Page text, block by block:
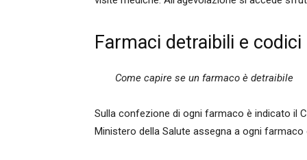
Farmaci detraibili e codici
Come capire se un farmaco è detraibile
Sulla confezione di ogni farmaco è indicato il
Ministero della Salute assegna a ogni